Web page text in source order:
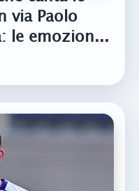
via Paolo
le emozion...